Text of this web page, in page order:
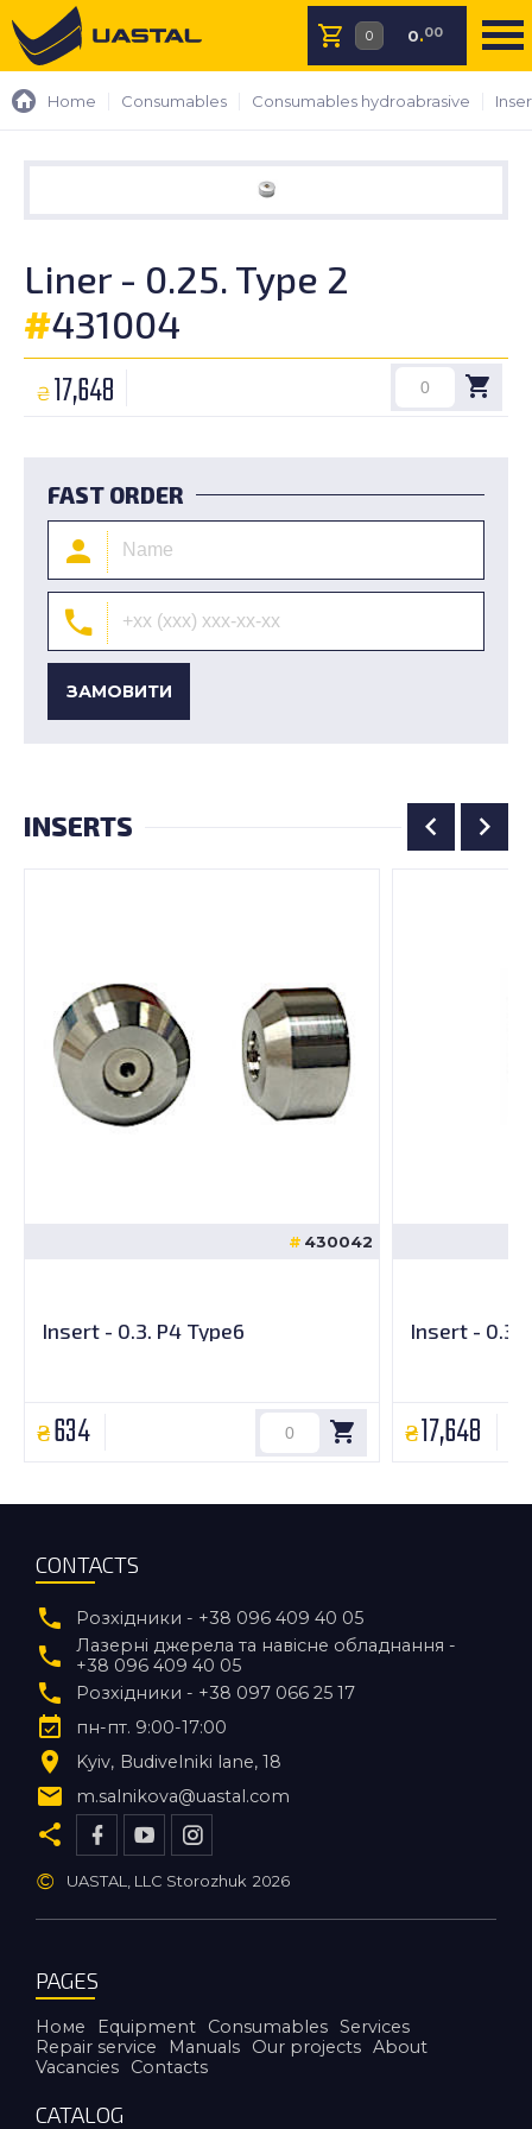
0.00
Home Consumables Consumables hydroabrasive
Liner - 0.25. Type 2
#431004
₴ 17,648
FAST ORDER
ЗАМОВИТИ
INSERTS
430042
Insert - 0.3. P4 Type6
634
Insert - 0.3.
17,648
CONTACTS
Розхідники - +38 096 409 40 05
Лазерні джерела та навісне обладнання -
+38 096 409 40 05
Розхідники - +38 097 066 25 17
пн-пт. 9:00-17:00
Kyiv Budivelniki lane, 18
m.salnikova@uastal.com
© UASTAL, LLC Storozhuk 2026
PAGES
Номе Equipment Consumables Services
Repair service
Manuals Our projects About
Vacancies
Contacts
CATALOG